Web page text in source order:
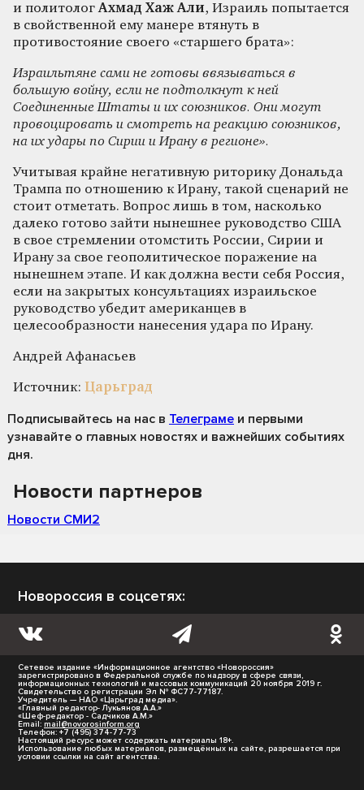
и политологАхмад Хаж Али, Израиль попытается
в свойственной ему манере втянуть в
противостояние своего «старшего брата»:
Израильтяне сами не готовы ввязываться в
большую войну, если не подтолкнут к ней
Соединенные Штаты и их союзников. Они могут
провоцировать и смотреть на реакцию союзников,
на их удары по Сирии и Ирану в регионе».
Учитывая крайне негативную риторику Дональда
Трампа по отношению к Ирану, такой сценарий не
стоит отметать. Вопрос лишь в том, насколько
далеко готово зайти нынешнее руководство США
в свое стремлении отомстить России, Сирии и
Ирану за свое геополитическое поражение на
нынешнем этапе. И как должна вести себя Россия,
если на закрытых консультациях израильское
руководство убедит американцев в
целесообразности нанесения удара по Ирану.
Андрей Афанасьев
Источник: Царьград
Подписывайтесь на нас в Телеграме и первыми
узнавайте о главных новостях и важнейших событиях
дня.
Новости партнеров
Новости СМИ2
Новороссия в соцсетях:
Сетевое издание «Информационное агентство «Новороссия»
зарегистрировано в Федеральной службе по надзору в сфере связи,
информационных технологий и массовых коммуникаций 20 ноября 2019 г.
Свидетельство о регистрации Эл № ФС77-77187.
Учредитель — НАО «Царьград медиа».
«Главный редактор- Лукьянов А.А.»
«Шеф-редактор - Садчиков А.М.»
Email: mail@novorosinform.org
Телефон: +7 (495) 374-77-73
Настоящий ресурс может содержать материалы 18+.
Использование любых материалов, размещённых на сайте, разрешается при
условии ссылки на сайт агентства.